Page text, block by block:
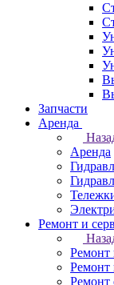
Запчасти
Аренда
Аренда
Ремонт и
Ремонт
Ремонт
Ремонт